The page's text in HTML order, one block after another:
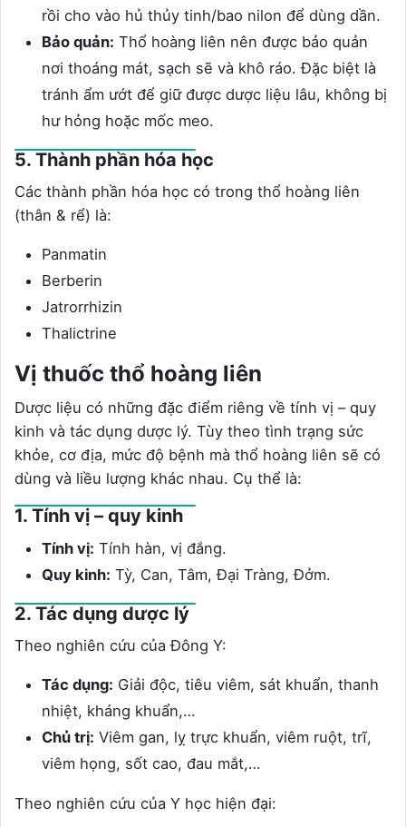
rồi cho vào hủ thủy tinh/bao nilon để dùng dần.
Bảo quản: Thổ hoàng liên nên được bảo quản
nơi thoáng mát, sạch sẽ và khô ráo. Đặc biệt là
tránh ẩm ướt để giữ được dược liệu lâu, không bị
hư hỏng hoặc mốc meo.
5. Thành phần hóa học
Các thành phần hóa học có trong thổ hoàng liên
(thân & rể) là:
Panmatin
Berberin
Jatrorrhizin
Thalictrine
Vị thuốc thổ hoàng liên
Dược liệu có những đặc điểm riêng về tính vị – quy
kinh và tác dụng dược lý. Tùy theo tình trạng sức
khỏe, cơ địa, mức độ bệnh mà thổ hoàng liên sẽ có
dùng và liều lượng khác nhau. Cụ thể là:
1. Tính vị – quy kinh
Tính vị: Tính hàn, vị đắng.
Quy kinh: Tỳ, Can, Tâm, Đại Tràng, Đởm.
2. Tác dụng dược lý
Theo nghiên cứu của Đông Y:
Tác dụng: Giải độc, tiêu viêm, sát khuẩn, thanh
nhiệt, kháng khuẩn,…
Chủ trị: Viêm gan, lỵ trực khuẩn, viêm ruột, trĩ,
viêm họng, sốt cao, đau mắt,…
Theo nghiên cứu của Y học hiện đại: